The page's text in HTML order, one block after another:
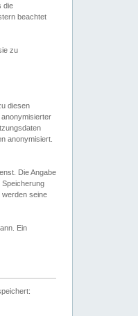
die
beachtet
zu
diesen
anonymisiert.
Die Angabe
seine
Ein